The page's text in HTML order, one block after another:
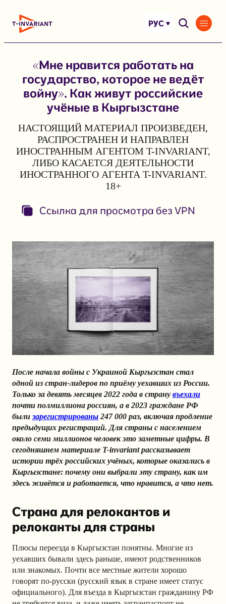
РУС
«Мне нравится работать на
государство, которое не ведёт
войну». Как живут российские
учёные в Кыргызстане
НАСТОЯЩИЙ МАТЕРИАЛ ПРОИЗВЕДЕН,
РАСПРОСТРАНЕН И НАПРАВЛЕН
ИНОСТРАННЫМ АГЕНТОМ T-INVARIANT,
ЛИБО КАСАЕТСЯ ДЕЯТЕЛЬНОСТИ
ИНОСТРАННОГО АГЕНТА T-INVARIANT.
18+
Ссылка для просмотра без VPN
После начала войны с Украиной Кыргызстан стал
одной из стран-лидеров по приёму уехавших из России.
Только за девять месяцев 2022 года в страну въехали
почти полмиллиона россиян, а в 2023 граждане РФ
были зарегистрированы 247 000 раз, включая продление
предыдущих регистраций. Для страны с населением
около семи миллионов человек это заметные цифры. В
сегодняшнем материале T-invariant рассказывает
истории трёх российских учёных, которые оказались в
Кыргызстане: почему они выбрали эту страну, как им
здесь живётся и работается, что нравится, а что нет.
Страна для релокантов и
релоканты для страны
Плюсы переезда в Кыргызстан понятны. Многие из
уехавших бывали здесь раньше, имеют родственников
или знакомых. Почти все местные жители хорошо
говорят по-русски (русский язык в стране имеет статус
официального). Для въезда в Кыргызстан гражданину РФ